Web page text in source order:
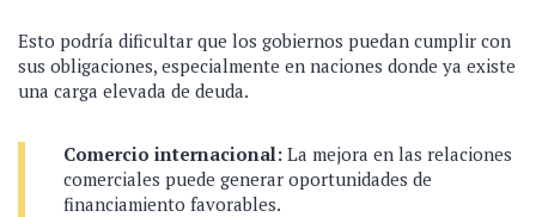
Esto podría dificultar que los gobiernos puedan cumplir con
sus obligaciones, especialmente en naciones donde ya existe
una carga elevada de deuda.
Comercio internacional: La mejora en las relaciones
comerciales puede generar oportunidades de
financiamiento favorables.